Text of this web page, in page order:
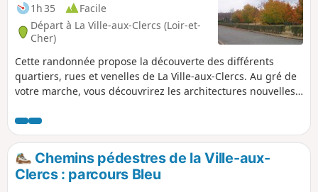
1h 35
Facile
Départ à La Ville-aux-Clercs (Loir-et-
Cher)
Cette randonnée propose la découverte des différents
quartiers, rues et venelles de La Ville-aux-Clercs. Au gré de
votre marche, vous découvrirez les architectures nouvelles
campagne toute proche et visite au petit cours d'eau du
Gratteloup et son gué.
Chemins pédestres de la Ville-aux-
Clercs : parcours Bleu